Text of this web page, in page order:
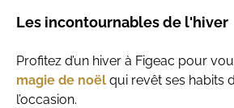
Les incontournables de l'hiver
Profitez d’un hiver à Figeac pour
magie de noël qui revêt ses habits
l’occasion.